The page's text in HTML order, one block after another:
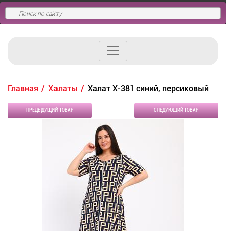
Главная Халаты Халат Х-381 синий, персиковый
ПРЕДЫДУЩИЙ ТОВАР СЛЕДУЮЩИЙ ТОВАР